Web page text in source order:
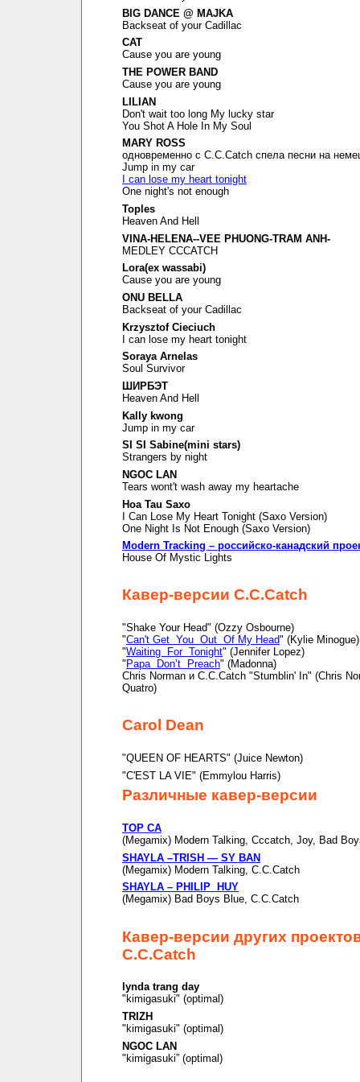
BIG DANCE @ MAJKA
Backseat of your Cadillac
CAT
Cause you are young
THE POWER BAND
Cause you are young
LILIAN
Don't wait too long My lucky star
You Shot A Hole In My Soul
MARY ROSS
одновременно с C.C.Catch спела песни на
Jump in my car
I can lose my heart tonight
One night's not enough
Toples
Heaven And Hell
VINA-HELENA--VEE PHUONG-TRAM ANH-
MEDLEY CCCATCH
Lora(ex wassabi)
Cause you are young
ONU BELLA
Backseat of your Cadillac
Krzysztof Cieciuch
I can lose my heart tonight
Soraya Arnelas
Soul Survivor
ШИРБЭТ
Heaven And Hell
Kally kwong
Jump in my car
SI SI Sabine(mini stars)
Strangers by night
NGOC LAN
Tears wont't wash away my heartache
Hoa Tau Saxo
I Can Lose My Heart Tonight (Saxo Version)
One Night Is Not Enough (Saxo Version)
Modern Tracking – российско-канадский
House Of Mystic Lights
Кавер-версии C.C.Catch
"Shake Your Head" (Ozzy Osbourne)
"Can't Get You Out Of My Head" (Kylie Minogue)
"Waiting For Tonight" (Jennifer Lopez)
" Papa Don’t Preach" (Madonna)
Chris Norman и C.C.Catch "Stumblin' In" (Chris
Quatro)
Carol Dean
"QUEEN OF HEARTS" (Juice Newton)
"C'EST LA VIE" (Emmylou Harris)
Различные кавер-версии
TOP CA
(Megamix) Modern Talking, Cccatch, Joy, Bad
SHAYLA –TRISH — SY BAN
(Megamix) Modern Talking, C.C.Catch
SHAYLA – PHILIP HUY
(Megamix) Bad Boys Blue, C.C.Catch
Кавер-версии других
C.C.Catch
lynda trang day
"kimigasuki" (optimal)
TRIZH
"kimigasuki" (optimal)
NGOC LAN
"kimigasuki” (optimal)